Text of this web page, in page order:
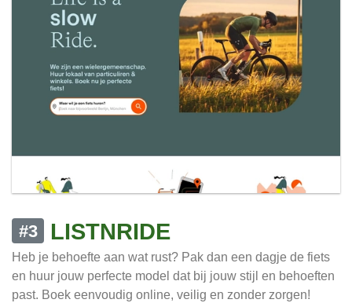
#3 LISTNRIDE
Heb je behoefte aan wat rust? Pak dan een dagje de fiets
en huur jouw perfecte model dat bij jouw stijl en behoeften
past. Boek eenvoudig online, veilig en zonder zorgen!